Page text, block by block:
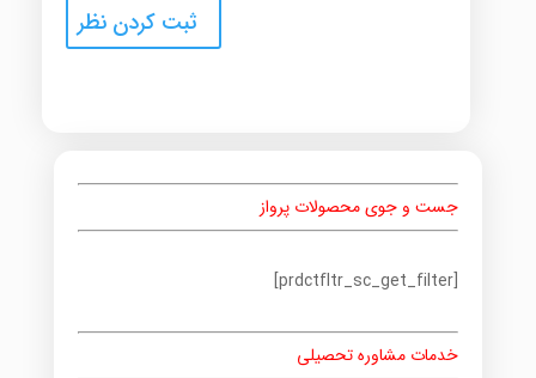
جست و جوی محصولات پرواز
[prdctfltr_sc_get_filter]
خدمات مشاوره تحصیلی